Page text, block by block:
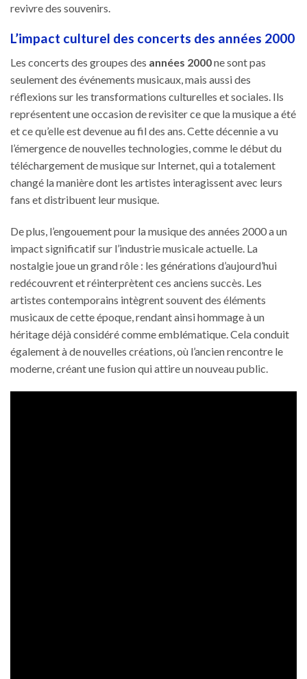
revivre des souvenirs.
L’impact culturel des concerts des années 2000
Les concerts des groupes des années 2000ne sont pas
seulement des événements musicaux, mais aussi des
réflexions sur les transformations culturelles et sociales. Ils
représentent une occasion de revisiter ce que la musique a été
et ce qu’elle est devenue au fil des ans. Cette décennie a vu
l’émergence de nouvelles technologies, comme le début du
téléchargement de musique sur Internet, qui a totalement
changé la manière dont les artistes interagissent avec leurs
fans et distribuent leur musique.
De plus, l’engouement pour la musique des années 2000 a un
impact significatif sur l’industrie musicale actuelle. La
nostalgie joue un grand rôle : les générations d’aujourd’hui
redécouvrent et réinterprètent ces anciens succès. Les
artistes contemporains intègrent souvent des éléments
musicaux de cette époque, rendant ainsi hommage à un
héritage déjà considéré comme emblématique. Cela conduit
également à de nouvelles créations, où l’ancien rencontre le
moderne, créant une fusion qui attire un nouveau public.